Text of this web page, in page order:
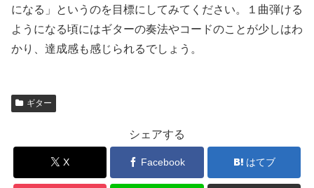
になる」というのを目標にしてみてください。１曲弾ける
ようになる頃にはギターの奏法やコードのことが少しはわ
かり、達成感も感じられるでしょう。
ギター
シェアする
X Facebook はてブ